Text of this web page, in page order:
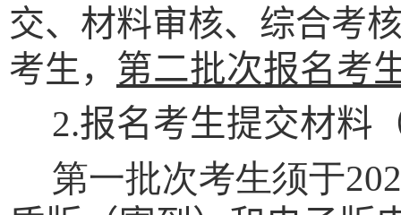
交、材料审核、综合考
考生， 第二批次报名考
2.报名考生提交材料
第一批次考生须于